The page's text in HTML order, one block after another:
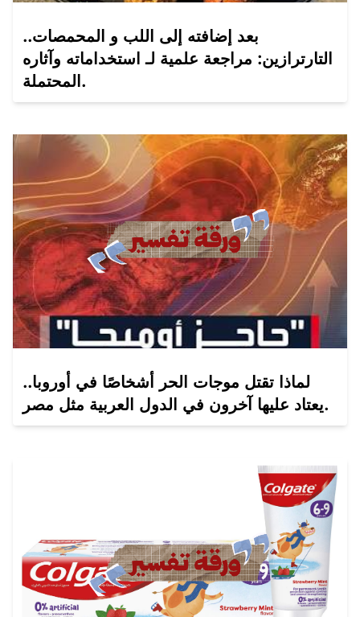
بعد إضافته إلى اللب و المحمصات..
التارترازين: مراجعة علمية لـ استخداماته وآثاره
المحتملة.
لماذا تقتل موجات الحر أشخاصًا في أوروبا..
يعتاد عليها آخرون في الدول العربية مثل مصر.